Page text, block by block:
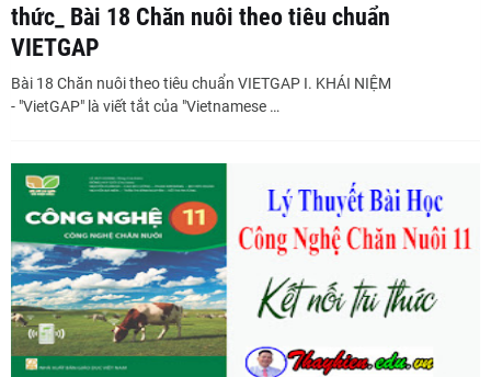
thức_ Bài 18 Chăn nuôi theo tiêu chuẩn
VIETGAP
Bài 18 Chăn nuôi theo tiêu chuẩn VIETGAP I. KHÁI NIỆM
- "VietGAP" là viết tắt của "Vietnamese …